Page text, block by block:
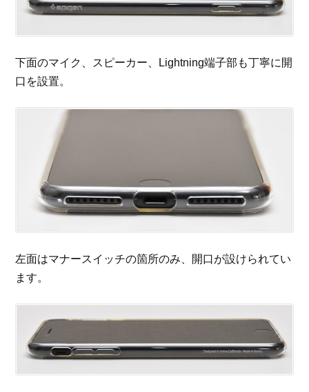
下面のマイク、スピーカー、Lightning端子部も丁寧に開
口を設置。
左面はマナースイッチの箇所のみ、開口が設けられてい
ます。